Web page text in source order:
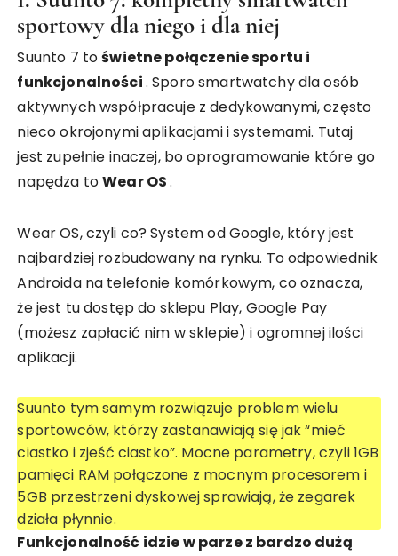
sportowy dla niego i dla niej
Suunto 7 toświetne połączenie sportu i
funkcjonalności. Sporo smartwatchy dla osób
aktywnych współpracuje z dedykowanymi, często
nieco okrojonymi aplikacjami i systemami. Tutaj
jest zupełnie inaczej, bo oprogramowanie które go
napędza toWear OS.
Wear OS, czyli co? System od Google, który jest
najbardziej rozbudowany na rynku. To odpowiednik
Androida na telefonie komórkowym, co oznacza,
że jest tu dostęp do sklepu Play, Google Pay
(możesz zapłacić nim w sklepie) i ogromnej ilości
aplikacji.
Suunto tym samym rozwiązuje problem wielu
sportowców, którzy zastanawiają się jak “mieć
ciastko i zjeść ciastko”. Mocne parametry, czyli 1GB
pamięci RAM połączone z mocnym procesorem i
5GB przestrzeni dyskowej sprawiają, że zegarek
działa płynnie.
Funkcjonalność idzie w parze z bardzo dużą